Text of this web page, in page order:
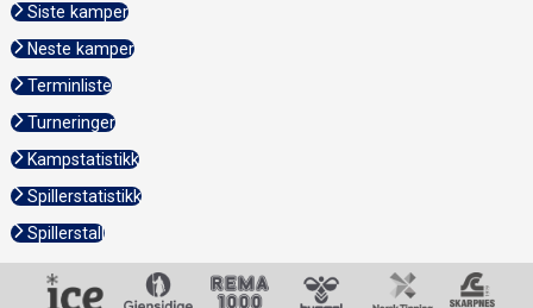
Siste kamper
Neste kamper
Terminliste
Turneringer
Kampstatistikk
Spillerstatistikk
Spillerstall